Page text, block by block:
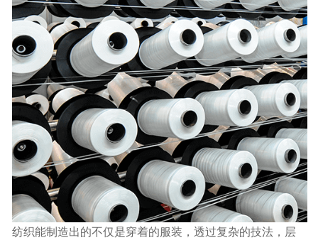
纺织能制造出的不仅是穿着的服装，透过复杂的技法，层